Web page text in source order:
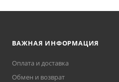
ВАЖНАЯ ИНФОРМАЦИЯ
Оплата и доставка
Обмен и возврат